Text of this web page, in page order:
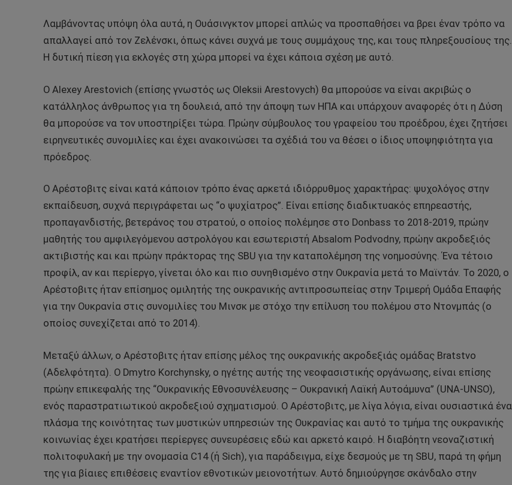
Λαμβάνοντας υπόψη όλα αυτά, η Ουάσινγκτον μπορεί απλώς να προσπαθήσει να βρει έναν τρόπο να
απαλλαγεί από τον Ζελένσκι, όπως κάνει συχνά με τους συμμάχους της, και τους πληρεξουσίους της.
Η δυτική πίεση για εκλογές στη χώρα μπορεί να έχει κάποια σχέση με αυτό.
Ο Alexey Arestovich (επίσης γνωστός ως Oleksii Arestovych) θα μπορούσε να είναι ακριβώς ο
κατάλληλος άνθρωπος για τη δουλειά, από την άποψη των ΗΠΑ και υπάρχουν αναφορές ότι η Δύση
θα μπορούσε να τον υποστηρίξει τώρα. Πρώην σύμβουλος του γραφείου του προέδρου, έχει ζητήσει
ειρηνευτικές συνομιλίες και έχει ανακοινώσει τα σχέδιά του να θέσει ο ίδιος υποψηφιότητα για
πρόεδρος.
Ο Αρέστοβιτς είναι κατά κάποιον τρόπο ένας αρκετά ιδιόρρυθμος χαρακτήρας: ψυχολόγος στην
εκπαίδευση, συχνά περιγράφεται ως “ο ψυχίατρος”. Είναι επίσης διαδικτυακός επηρεαστής,
προπαγανδιστής, βετεράνος του στρατού, ο οποίος πολέμησε στο Donbass το 2018-2019, πρώην
μαθητής του αμφιλεγόμενου αστρολόγου και εσωτεριστή Absalom Podvodny, πρώην ακροδεξιός
ακτιβιστής και και πρώην πράκτορας της SBU για την καταπολέμηση της νοημοσύνης. Ένα τέτοιο
προφίλ, αν και περίεργο, γίνεται όλο και πιο συνηθισμένο στην Ουκρανία μετά το Μαϊντάν. Το 2020, ο
Αρέστοβιτς ήταν επίσημος ομιλητής της ουκρανικής αντιπροσωπείας στην Τριμερή Ομάδα Επαφής
για την Ουκρανία στις συνομιλίες του Μινσκ με στόχο την επίλυση του πολέμου στο Ντονμπάς (ο
οποίος συνεχίζεται από το 2014).
Μεταξύ άλλων, ο Αρέστοβιτς ήταν επίσης μέλος της ουκρανικής ακροδεξιάς ομάδας Bratstvo
(Αδελφότητα). Ο Dmytro Korchynsky, ο ηγέτης αυτής της νεοφασιστικής οργάνωσης, είναι επίσης
πρώην επικεφαλής της “Ουκρανικής Εθνοσυνέλευσης – Ουκρανική Λαϊκή Αυτοάμυνα” (UNA-UNSO),
ενός παραστρατιωτικού ακροδεξιού σχηματισμού. Ο Αρέστοβιτς, με λίγα λόγια, είναι ουσιαστικά ένα
πλάσμα της κοινότητας των μυστικών υπηρεσιών της Ουκρανίας και αυτό το τμήμα της ουκρανικής
κοινωνίας έχει κρατήσει περίεργες συνευρέσεις εδώ και αρκετό καιρό. Η διαβόητη νεοναζιστική
πολιτοφυλακή με την ονομασία C14 (ή Sich), για παράδειγμα, είχε δεσμούς με τη SBU, παρά τη φήμη
της για βίαιες επιθέσεις εναντίον εθνοτικών μειονοτήτων. Αυτό δημιούργησε σκάνδαλο στην